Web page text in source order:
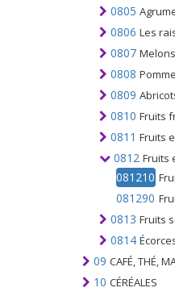
0805
0806 Les
0807 Melons (y
0808
0809 Abricots, cerises,
0810 Fruits
0811 Fruits et noix; non cuits ou
0812 Fruits et noix conservés provisoirement; par
081210 Fruits
081290 Fruits
0813 Fruits séchés, autres que
0814 Écorces d'agrumes ou de melons (y
09 CAFÉ, THÉ,
10 CÉRÉALES